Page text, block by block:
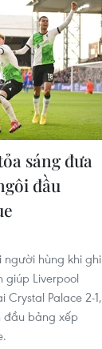
sáng đưa
đầu
người hùng khi ghi
giúp Liverpool
Palace 2-1,
đầu bảng xếp